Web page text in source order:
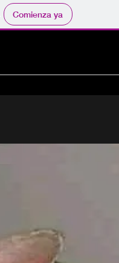
Comienza ya